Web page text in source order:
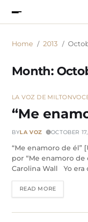
Home 2013
Month:
LA VOZ DE MILTON
“Me
BYLA VOZ OCTOBER
“Me enamoro de él”
por “Me enamoro de
Carolina Wall Yo era
READ MORE